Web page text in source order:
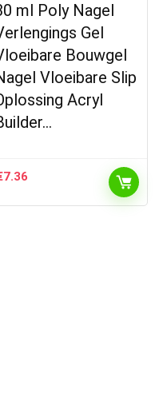
ml Poly Nagel
Gel
Bouwgel
Vloeibare Slip
Acryl
7.36